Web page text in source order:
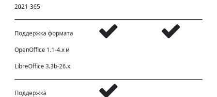
2021-365
Поддержка формата
OpenOffice 1.1-4.x и
LibreOffice 3.3b-26.x
Поддержка